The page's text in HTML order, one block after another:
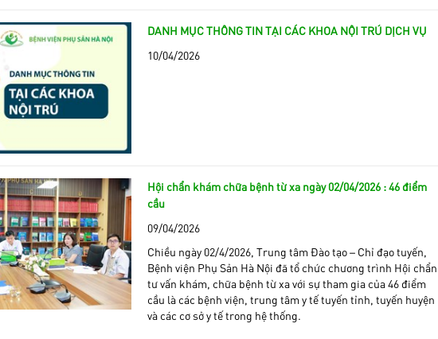
DANH MỤC THÔNG TIN TẠI CÁC KHOA NỘI TRÚ DỊCH VỤ
10/04/2026
Hội chẩn khám chữa bệnh từ xa ngày 02/04/2026 : 46 điểm
cầu
09/04/2026
Chiều ngày 02/4/2026, Trung tâm Đào tạo – Chỉ đạo tuyến,
Bệnh viện Phụ Sản Hà Nội đã tổ chức chương trình Hội chẩn
tư vấn khám, chữa bệnh từ xa với sự tham gia của 46 điểm
cầu là các bệnh viện, trung tâm y tế tuyến tỉnh, tuyến huyện
và các cơ sở y tế trong hệ thống.